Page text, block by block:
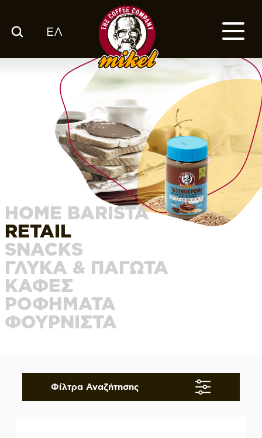
ΕΛ
ΚΑΤΑΛΟΓΟΣ
FRANCHISE
BLOG
ΕΛ
HOME BARISTA
RETAIL
SNACKS
ΓΛΥΚΑ & ΠΑΓΩΤΑ
ΚΑΦΕΣ
ΡΟΦΗΜΑΤΑ
ΦΟΥΡΝΙΣΤΑ
Φίλτρα Αναζήτησης